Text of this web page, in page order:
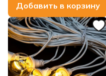
Добавить в корзину